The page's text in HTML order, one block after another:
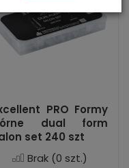
PRO Formy
dual form
set 240 szt
Brak (0 szt.)